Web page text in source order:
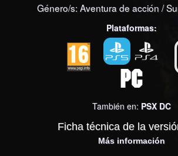
Género/s:Aventura de acción /
Plataformas:
También en: PSX DC
Ficha técnica de la
Más información